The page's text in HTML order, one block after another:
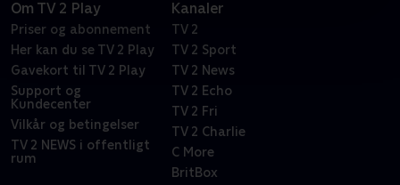
Om TV 2 Play
Priser og abonnement
Her kan du se TV 2 Play
Gavekort til TV 2 Play
Support og
Kundecenter
Vilkår og betingelser
TV 2 NEWS i offentligt
rum
Kanaler
TV 2
TV 2 Sport
TV 2 News
TV 2 Echo
TV 2 Fri
TV 2 Charlie
C More
BritBox